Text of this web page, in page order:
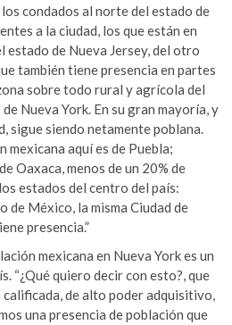
condados al norte del estado de
a la ciudad, los que están en
estado de Nueva Jersey, del otro
también tiene presencia en partes
sobre todo rural y agrícola del
Nueva York. En su gran mayoría, y
sigue siendo netamente poblana.
mexicana aquí es de Puebla;
Oaxaca, menos de un 20% de
estados del centro del país:
de México, la misma Ciudad de
presencia.”
mexicana en Nueva York es un
“¿Qué quiero decir con esto?, que
calificada, de alto poder adquisitivo,
una presencia de población que